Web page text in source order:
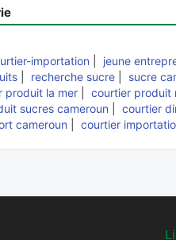
importation jeune
recherche sucre sucre
produit la mer courtier produit
sucres cameroun courtier
cameroun courtier